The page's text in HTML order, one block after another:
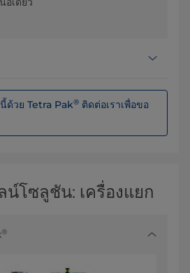
ด้วย Tetra Pak® ติดต่อเราเพื่อขอ
น์โซลูชัน: เครื่องแยก
®